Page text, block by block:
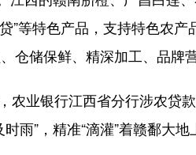
贷”等特色产品，支持特色
仓储保鲜、精深加工、品牌
业银行江西省分行涉农贷款
雨”，精准“滴灌”着赣鄱大